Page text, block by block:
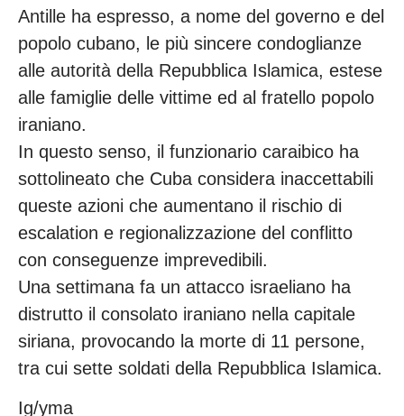
Antille ha espresso, a nome del governo e del
popolo cubano, le più sincere condoglianze
alle autorità della Repubblica Islamica, estese
alle famiglie delle vittime ed al fratello popolo
iraniano.
In questo senso, il funzionario caraibico ha
sottolineato che Cuba considera inaccettabili
queste azioni che aumentano il rischio di
escalation e regionalizzazione del conflitto
con conseguenze imprevedibili.
Una settimana fa un attacco israeliano ha
distrutto il consolato iraniano nella capitale
siriana, provocando la morte di 11 persone,
tra cui sette soldati della Repubblica Islamica.
Ig/yma